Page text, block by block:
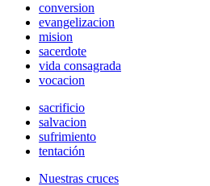
conversion
evangelizacion
mision
sacerdote
vida consagrada
vocacion
sacrificio
salvacion
sufrimiento
tentación
Nuestras cruces